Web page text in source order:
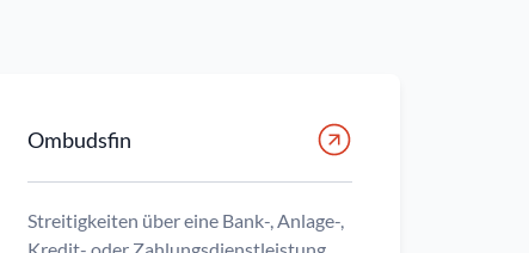
Ombudsfin
Streitigkeiten über eine Bank-, Anlage-,